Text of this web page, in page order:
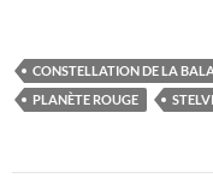
CONSTELLATION DE LA
PLANÈTE ROUGE